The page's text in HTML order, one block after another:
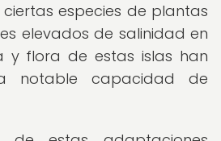
especies de plantas
elevados de salinidad en
y flora de estas islas han
notable capacidad de